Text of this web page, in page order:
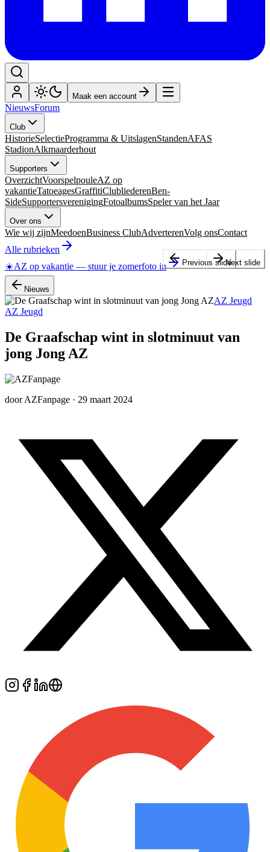
Maak een account
NieuwsForum
Club
HistorieSelectieProgramma & UitslagenStandenAFAS
StadionAlkmaarderhout
Supporters
OverzichtVoorspelpouleAZ op
vakantieTatoeagesGraffitiClubliederenBen-
SideSupportersverenigingFotoalbumsSpeler van het Jaar
Over ons
Wie wij zijnMeedoenBusiness ClubAdverterenVolg onsContact
Alle rubrieken
☀️AZ op vakantie — stuur je zomerfoto in
Nieuws
AZ Jeugd
AZ Jeugd
De Graafschap wint in slotminuut van
jong Jong AZ
door AZFanpage · 29 maart 2024
Previous slideNext slide